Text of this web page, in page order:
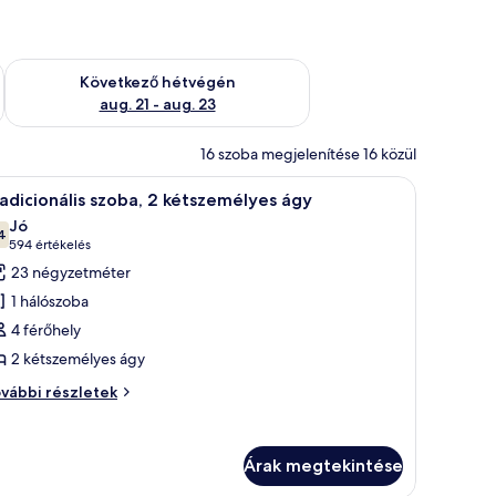
aug. 14 - aug. 16
Következő hétvégén
aug. 21 - aug. 23
A következő hétvégi rendelkezésre állás ellenőrzése: aug. 21
16 szoba megjelenítése 16 közül
található, és kilátás nyílik a szálloda épületére.
ágy, egy íróasztal székkkel, egy tükrös sminkasztal és egy függönnyel
Egy szállodai szoba két ággyal, íróasztallal,
8 szoba, 2 kétszemélyes ágy
ből 7,4
Jó
594 értékelés
(594
értékelés)
23 négyzetméter
1 hálószoba
4 férőhely
2 kétszemélyes ágy
részletek
Árak megtekintése